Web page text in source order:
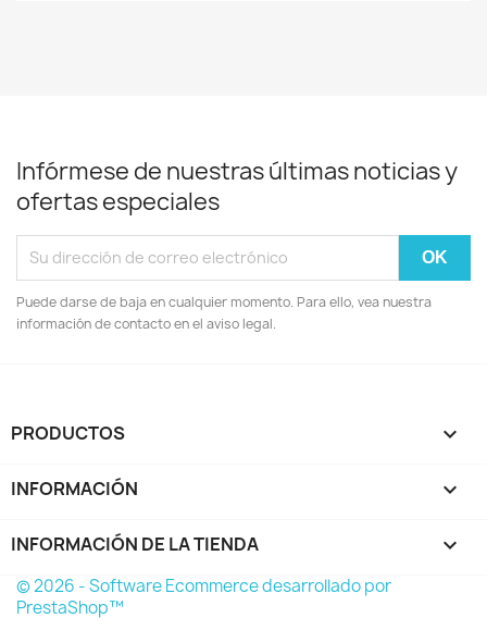
Infórmese de nuestras últimas noticias y
ofertas especiales
Puede darse de baja en cualquier momento. Para ello, vea nuestra
información de contacto en el aviso legal.
PRODUCTOS 
INFORMACIÓN 
INFORMACIÓN DE LA TIENDA keyboard_arrow_down
© 2026 - Software Ecommerce desarrollado por
PrestaShop™